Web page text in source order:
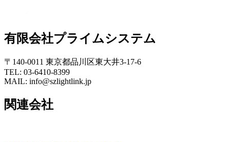
有限会社プライムシステム
〒140-0011 東京都品川区東大井3-17-6
TEL: 03-6410-8399
MAIL: info@szlightlink.jp
関連会社